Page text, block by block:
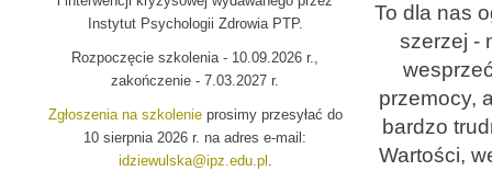
Instytut Psychologii Zdrowia PTP.
Rozpoczęcie szkolenia - 10.09.2026 r.,
zakończenie - 7.03.2027 r.
Zgłoszenia na szkolenie prosimy przesyłać do
10 sierpnia 2026 r. na adres e-mail:
idziewulska@ipz.edu.pl .
To dla nas
szerzej -
przemocy,
bardzo
Wartości,